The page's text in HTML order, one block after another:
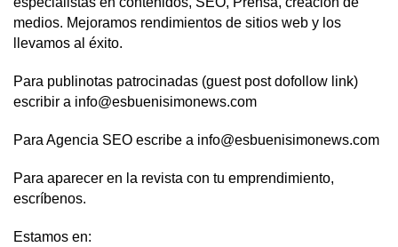
medios. Mejoramos rendimientos de sitios web y los
llevamos al éxito.
Para publinotas patrocinadas (guest post dofollow link)
escribir a info@esbuenisimonews.com
Para Agencia SEO escribe a info@esbuenisimonews.com
Para aparecer en la revista con tu emprendimiento,
escríbenos.
Estamos en: